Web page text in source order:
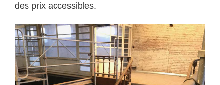
des prix accessibles.